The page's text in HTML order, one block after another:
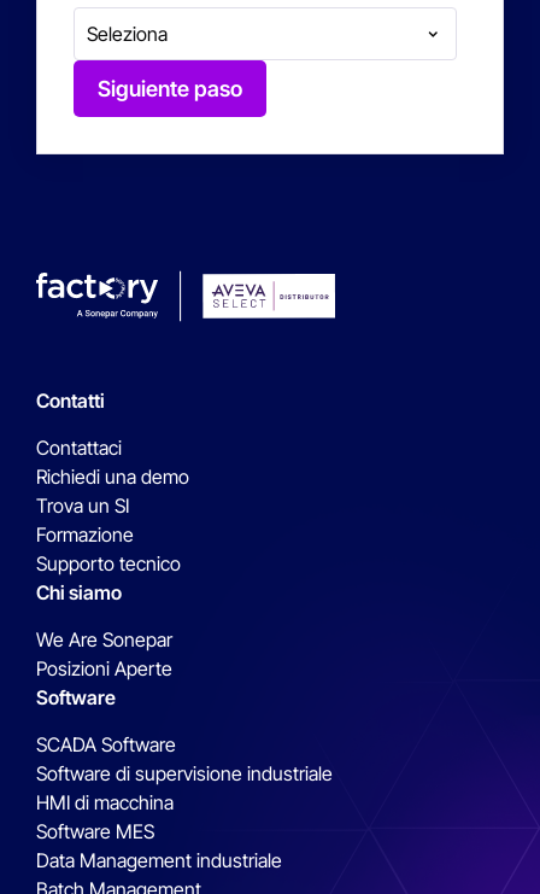
Siguiente paso
Contatti
Contattaci
Richiedi una demo
Trova un SI
Formazione
Supporto tecnico
Chi siamo
We Are Sonepar
Posizioni Aperte
Software
SCADA Software
Software di supervisione industriale
HMI di macchina
Software MES
Data Management industriale
Batch Management